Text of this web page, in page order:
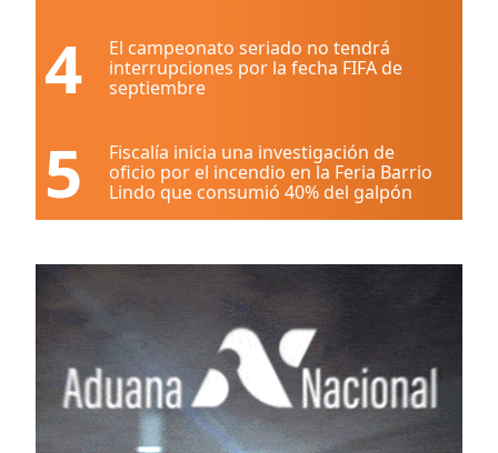
4
El campeonato seriado no tendrá
interrupciones por la fecha FIFA de
septiembre
5
Fiscalía inicia una investigación de
oficio por el incendio en la Feria Barrio
Lindo que consumió 40% del galpón